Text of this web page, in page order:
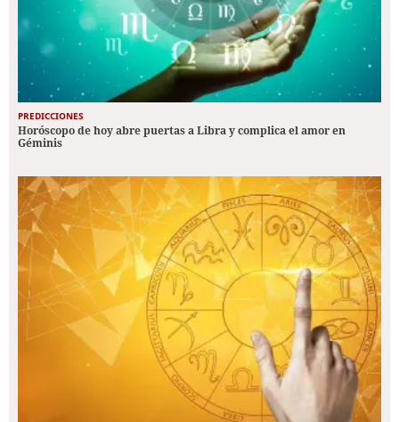
PREDICCIONES
Horóscopo de hoy abre puertas a Libra y complica el amor en
Géminis